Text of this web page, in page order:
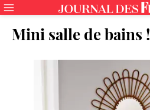
Mini salle de bains !